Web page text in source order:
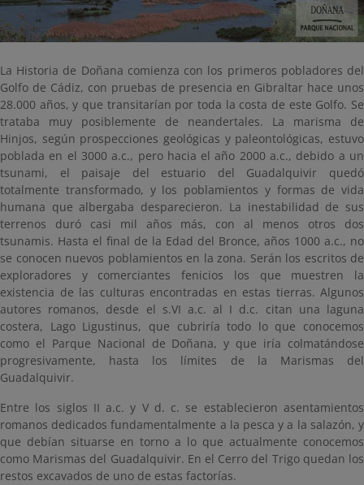
La Historia de Doñana comienza con los primeros pobladores del
Golfo de Cádiz, con pruebas de presencia en Gibraltar hace unos
28.000 años, y que transitarían por toda la costa de este Golfo. Se
trataba muy posiblemente de neandertales. La marisma de
Hinjos, según prospecciones geológicas y paleontológicas, estuvo
poblada en el 3000 a.c., pero hacia el año 2000 a.c., debido a un
tsunami, el paisaje del estuario del Guadalquivir quedó
totalmente transformado, y los poblamientos y formas de vida
humana que albergaba desparecieron. La inestabilidad de sus
terrenos duró casi mil años más, con al menos otros dos
tsunamis. Hasta el final de la Edad del Bronce, años 1000 a.c., no
se conocen nuevos poblamientos en la zona. Serán los escritos de
exploradores y comerciantes fenicios los que muestren la
existencia de las culturas encontradas en estas tierras. Algunos
autores romanos, desde el s.VI a.c. al I d.c. citan una laguna
costera, Lago Ligustinus, que cubriría todo lo que conocemos
como el Parque Nacional de Doñana, y que iría colmatándose
progresivamente, hasta los límites de la Marismas del
Guadalquivir.
Entre los siglos II a.c. y V d. c. se establecieron asentamientos
romanos dedicados fundamentalmente a la pesca y a la salazón, y
que debían situarse en torno a lo que actualmente conocemos
como Marismas del Guadalquivir. En el Cerro del Trigo quedan los
restos excavados de uno de estas factorías.